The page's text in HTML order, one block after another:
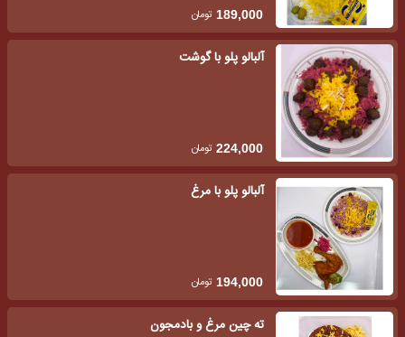
189,000 تومان
آلبالو پلو با گوشت
224,000 تومان
آلبالو پلو با مرغ
194,000 تومان
ته چین مرغ و بادمجون